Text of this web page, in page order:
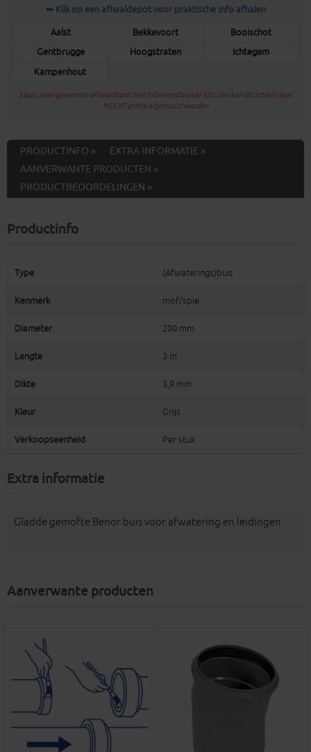
➥ Klik op een afhaaldepot voor praktische info afhalen
Aalst Bekkevoort
Booischot
Gentbrugge
Hoogstraten
Ichtegem
Kampenhout
Staat jouw gewenste afhaaldepot niet in bovenstaande lijst dan kan dit artikel daar
NOOIT gratis afgehaald worden
PRODUCTINFO »
EXTRA INFORMATIE »
AANVERWANTE PRODUCTEN »
PRODUCTBEOORDELINGEN »
Productinfo
Type (Afwaterings)buis
Kenmerk mof/spie
Diameter 200 mm
Lengte 3 m
Dikte 3,9 mm
Kleur Grijs
Verkoopseenheid Per stuk
Extra informatie
Gladde gemofte Benor buis voor afwatering en leidingen
Aanverwante producten